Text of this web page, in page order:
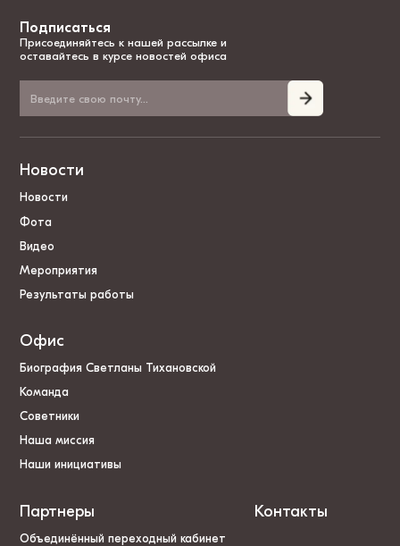
Подписаться
Присоединяйтесь к нашей рассылке и
оставайтесь в курсе новостей офиса
Новости
Новости
Фота
Видео
Мероприятия
Результаты работы
Офис
Биография Светланы Тихановской
Команда
Советники
Наша миссия
Наши инициативы
Партнеры
Объединённый переходный кабинет
Контакты